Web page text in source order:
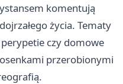
komentują
życia. Tematy
czy domowe
przerobionymi